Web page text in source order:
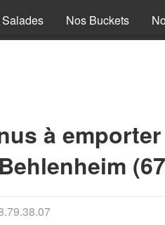
Nos Buckets
à emporter